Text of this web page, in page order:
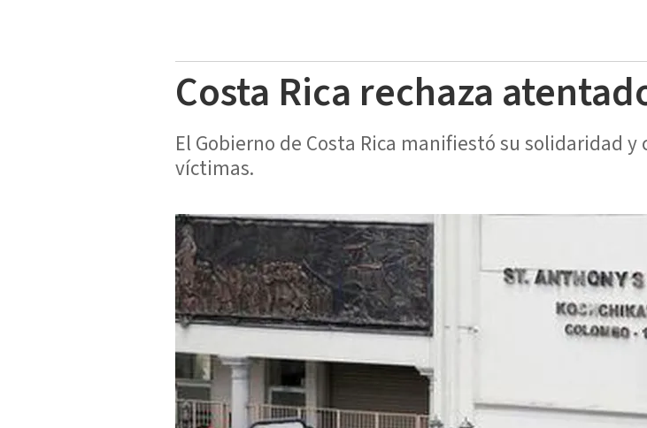
Costa Rica rechaza
El Gobierno de Costa Rica manifiestó su solidaridad
víctimas.